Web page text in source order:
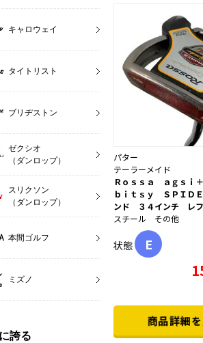
パター
テーラーメイド
Ｒｏｓｓａ ａｇｓｉ
ｂｉｔｓｙ ＳＰＩＤ
ンド ３４インチ レフ
スチール その他
状態 E
キャロウェイ
タイトリスト
ブリヂストン
ゼクシオ
（ダンロップ）
スリクソン
（ダンロップ）
本間ゴルフ
ミズノ
誇る